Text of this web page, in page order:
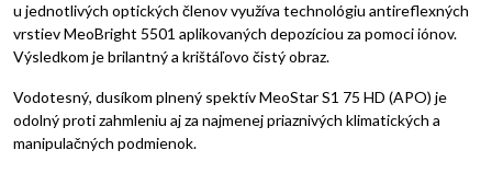
u jednotlivých optických členov využíva technológiu antireflexných
vrstiev MeoBright 5501 aplikovaných depozíciou za pomoci iónov.
Výsledkom je brilantný a krištáľovo čistý obraz.
Vodotesný, dusíkom plnený spektív MeoStar S1 75 HD (APO) je
odolný proti zahmleniu aj za najmenej priaznivých klimatických a
manipulačných podmienok.